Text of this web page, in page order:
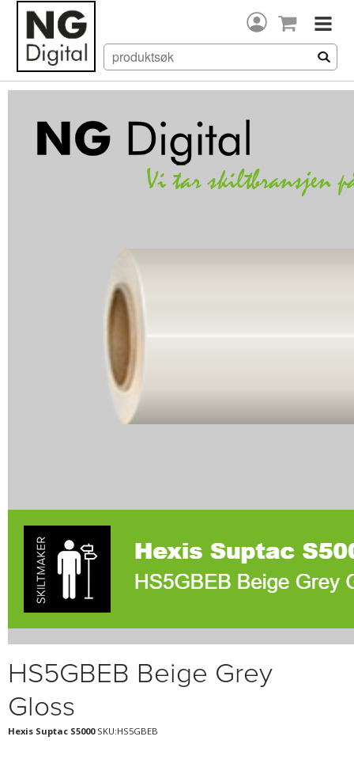
HS5GBEB Beige Grey
Gloss
Hexis Suptac S5000SKU:HS5GBEB